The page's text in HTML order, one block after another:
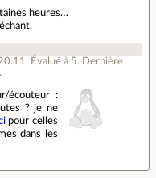
heures…
. Évalué à 5.
Dernière
écouteur :
? je ne
pour celles
dans les